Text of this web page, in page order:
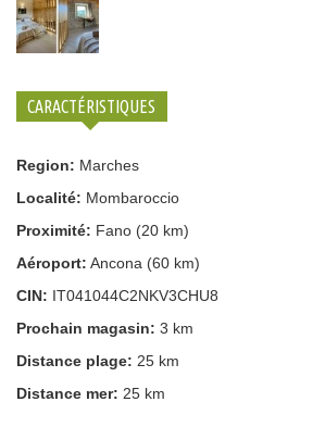
CARACTÉRISTIQUES
Region: Marches
Localité: Mombaroccio
Proximité: Fano (20 km)
Aéroport: Ancona (60 km)
CIN: IT041044C2NKV3CHU8
Prochain magasin: 3 km
Distance plage: 25 km
Distance mer: 25 km